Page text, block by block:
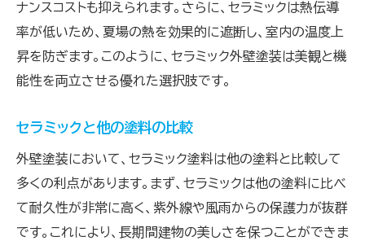
近年のトレンド：セラミック塗装
力
他の塗料との競争力を持つセラミック
セラミック外壁塗装で家を長持ちさせる方法
セラミック外壁塗装の施工手順
ナンスコストも抑えられます。さらに、セラミックは熱伝導
率が低いため、夏場の熱を効果的に遮断し、室内の温度上
昇を防ぎます。このように、セラミック外壁塗装は美観と機
能性を両立させる優れた選択肢です。
セラミックと他の塗料の比較
外壁塗装において、セラミック塗料は他の塗料と比較して
多くの利点があります。まず、セラミックは他の塗料に比べ
て耐久性が非常に高く、紫外線や風雨からの保護力が抜群
です。これにより、長期間建物の美しさを保つことができま